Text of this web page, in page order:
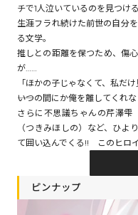
チで1人泣いているのを見つける
生涯フラれ続けた前世の自分
る文学。
推しとの距離を保つため、傷
が……
「ほかの子じゃなくて、私だ
――いつの間にか俺を離してくれ
さらに不思議ちゃんの芹澤雫
（つきみほしの）など、ひよ
て囲い込んでくる!! このヒロ
ピンナップ